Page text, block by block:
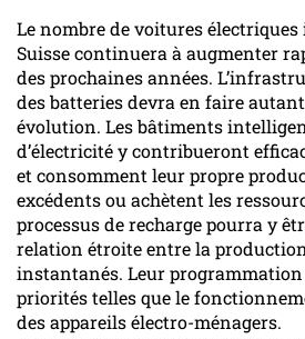
Le nombre de voitures
Suisse continuera à augmenter
des prochaines années.
des batteries devra en faire
évolution. Les bâtiments
d’électricité y contribueront
et consomment leur propre
excédents ou achètent les
processus de recharge pourra y
relation étroite entre la
instantanés. Leur
priorités telles que le
des appareils électro-ménagers.